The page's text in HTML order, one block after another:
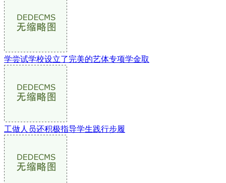
学尝试学校设立了完美的艺体专项学金取
工做人员还积极指导学生践行步履